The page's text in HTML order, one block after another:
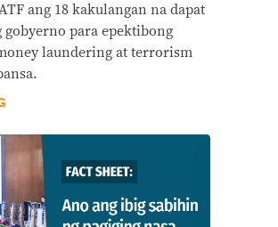
ang 18 kakulangan na dapat
para epektibong
laundering at terrorism